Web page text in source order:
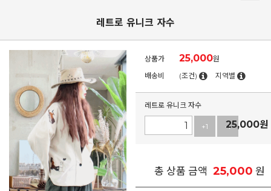
레트로 유니크 자수
상품가 25,000원
배송비
(조건) 지역별
레트로 유니크 자수
+1 -1
25,000원
총 상품 금액 25,000 원